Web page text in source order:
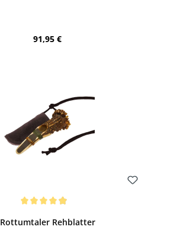
Regulärer Preis:
91,95 €
Rottumtaler Rehblatter